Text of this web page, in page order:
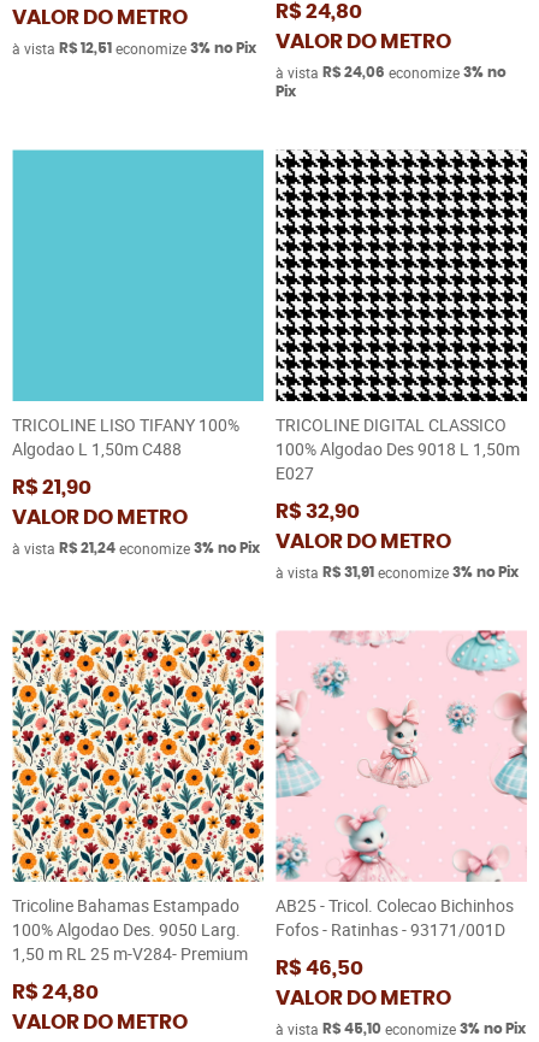
VALOR DO METRO
à vista R$ 12,51 economize 3% no Pix
R$ 24,80
VALOR DO METRO
à vista R$ 24,06 economize 3% no
Pix
TRICOLINE LISO TIFANY 100%
Algodao L 1,50m C488
R$ 21,90
VALOR DO METRO
à vista R$ 21,24 economize 3% no Pix
TRICOLINE DIGITAL CLASSICO
100% Algodao Des 9018 L 1,50m
E027
R$ 32,90
VALOR DO METRO
à vista R$ 31,91 economize 3% no Pix
Tricoline Bahamas Estampado
100% Algodao Des. 9050 Larg.
1,50 m RL 25 m-V284- Premium
R$ 24,80
VALOR DO METRO
AB25 - Tricol. Colecao Bichinhos
Fofos - Ratinhas - 93171/001D
R$ 46,50
VALOR DO METRO
à vista R$ 45,10 economize 3% no Pix